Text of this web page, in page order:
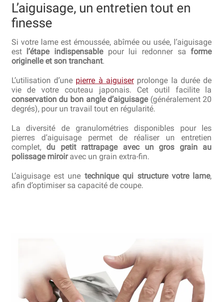
Plan du site
Politique de confidentialité
Politique en matière de remboursements et de retours
Questions / Réponses
Questions-Réponses?
Revendeurs
Revue de presse
Téléchargements
Trouver mon magasin
L’aiguisage, un entretien tout en
finesse
Si votre lame est émoussée, abîmée ou usée, l’aiguisage
est
l’étape indispensablepour lui redonner saforme
originelle et son tranchant.
L’utilisation d’une pierre à aiguiserprolonge la durée de
vie de votre couteau japonais. Cet outil facilite la
conservation du bon angle d’aiguisage(généralement 20
degrés), pour un travail tout en régularité.
La diversité de granulométries disponibles pour les
pierres d’aiguisage permet de réaliser un entretien
complet,du petit rattrapage avec un gros grain au
polissage miroiravec un grain extra-fin.
L’aiguisage est une technique qui structure votre lame,
afin d’optimiser sa capacité de coupe.